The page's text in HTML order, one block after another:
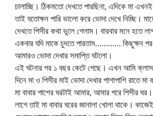
চালাচ্ছি। ঠিকমতো দেখতে পারছিনা, এদিকে মা
তাই যতোক্ষন পারি ভালো করে ভোদা দেখে নিচ্ছি।
দেখতে পিসীর কথা ভুলে গেলাম। বারবার মনে
একবার যদি মাকে চুদতে পারতাম………… কিছুক্ষন পর
আমারও ভোদা দেখার সমাপ্তি ঘটলো।
এই ঘটনার পর ১ বছর কেটে গেছে। এখন আমি
দিনে মা ও পিসীর মাই ভোদা দেখার পাশাপাশি রাতে মা
মা বাবার পাশের ঘরটাই আমার, আমার পরে পিসীর
লাগে তাই মা বাবার ঘরের জানালা খোলা থাকে।